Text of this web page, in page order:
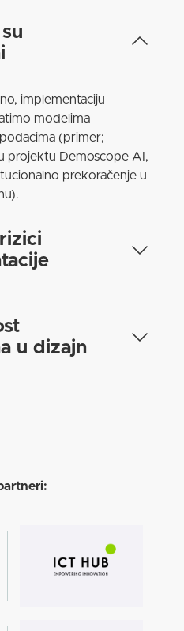
implementaciju
modelima
(primer;
projektu Demoscope AI,
prekoračenje u
u dizajn